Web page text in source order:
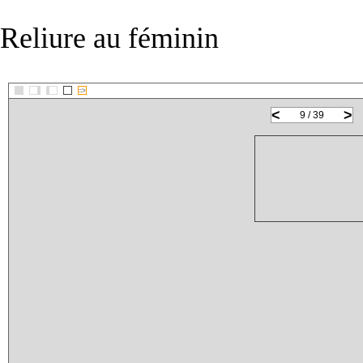
Reliure au féminin
::>
< >
9 / 39